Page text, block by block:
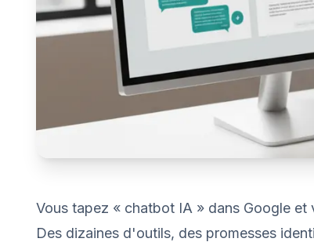
Vous tapez « chatbot IA » dans Google
Des dizaines d'outils, des promesses